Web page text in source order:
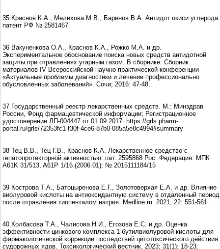
35 Краснов К.А., Мелихова М.В., Баринов В.А. Антидот окиси углерода:
патент РФ № 2581467.
36 Вакуненкова О.A., Краснов К.А., Рожко М.А. и др.
Экспериментальное обоснование поиска новых средств антидотной
защиты при отравлениях угарным газом. В сборнике: Сборник
материалов IV Всероссийской научно-практической конференции
«Актуальные проблемы диагностики и лечение профессионально
обусловленных заболеваний». Сочи; 2016: 47-48.
37 Государственный реестр лекарственных средств. М.: Минздрав
России, Фонд фармацевтической информации; Регистрационное
удостоверение ЛП-004447 от 01.09 2017. https://grls.pharm-
portal.ru/grls/72353fc1-f30f-4ce6-87b0-085a5e8c4994#summary
38 Тец В.В., Тец Г.В., Краснов К.А. Лекарственное средство с
гепатопротекторной активностью: пат. 2595868 Рос. Федерация: МПК
A61K 31/513, A61P 1/16 (2006.01); № 2015111184/15
39 Кострова Т.А., Батоцыренова Е.Г., Золотоверхая Е.А. и др. Влияние
виолуровой кислоты на антиоксидантную систему в отдаленный период
после отравления тиопенталом натрия. Medline.ru. 2021; 22: 551-561.
40 Колбасова Т.А., Чалисова Н.И., Егозова Е.С. и др. Оценка
эффективности цинкового комплекса 1-бутилвиолуровой кислоты для
фармакологической коррекции последствий цитотоксического действия
судорожных ядов. Токсикологический вестник. 2023; 31(1): 18-23.